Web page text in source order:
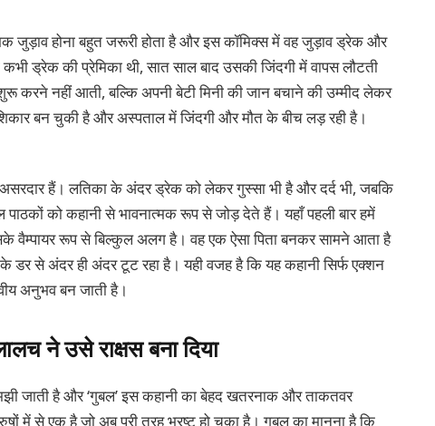
जुड़ाव होना बहुत जरूरी होता है और इस कॉमिक्स में वह जुड़ाव ड्रेक और
ड्रेक की प्रेमिका थी, सात साल बाद उसकी जिंदगी में वापस लौटती
शुरू करने नहीं आती, बल्कि अपनी बेटी मिनी की जान बचाने की उम्मीद लेकर
बन चुकी है और अस्पताल में जिंदगी और मौत के बीच लड़ रही है।
हैं। लतिका के अंदर ड्रेक को लेकर गुस्सा भी है और दर्द भी, जबकि
को कहानी से भावनात्मक रूप से जोड़ देते हैं। यहाँ पहली बार हमें
वैम्पायर रूप से बिल्कुल अलग है। वह एक ऐसा पिता बनकर सामने आता है
डर से अंदर ही अंदर टूट रहा है। यही वजह है कि यह कहानी सिर्फ एक्शन
अनुभव बन जाती है।
ने उसे राक्षस बना दिया
जाती है और ‘गुबल’ इस कहानी का बेहद खतरनाक और ताकतवर
में से एक है जो अब पूरी तरह भ्रष्ट हो चुका है। गुबल का मानना है कि